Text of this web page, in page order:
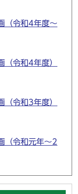
（令和4年度～
（令和4年度）
（令和3年度）
（令和元年～2